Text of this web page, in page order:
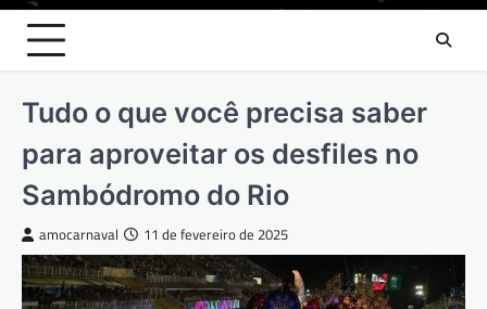
Tudo o que você precisa saber
para aproveitar os desfiles no
Sambódromo do Rio
amocarnaval 11 de fevereiro de 2025